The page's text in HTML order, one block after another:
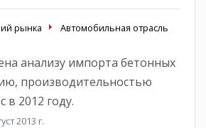
рынка
Автомобильная отрасль
анализу импорта бетонных
производительностью
в 2012 году.
2013 г.